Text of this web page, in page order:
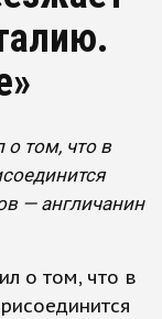
о том, что в
— англичанин
о том, что в